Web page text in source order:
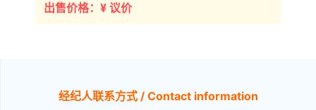
出售价格：¥ 议价
经纪人联系方式 / Contact information